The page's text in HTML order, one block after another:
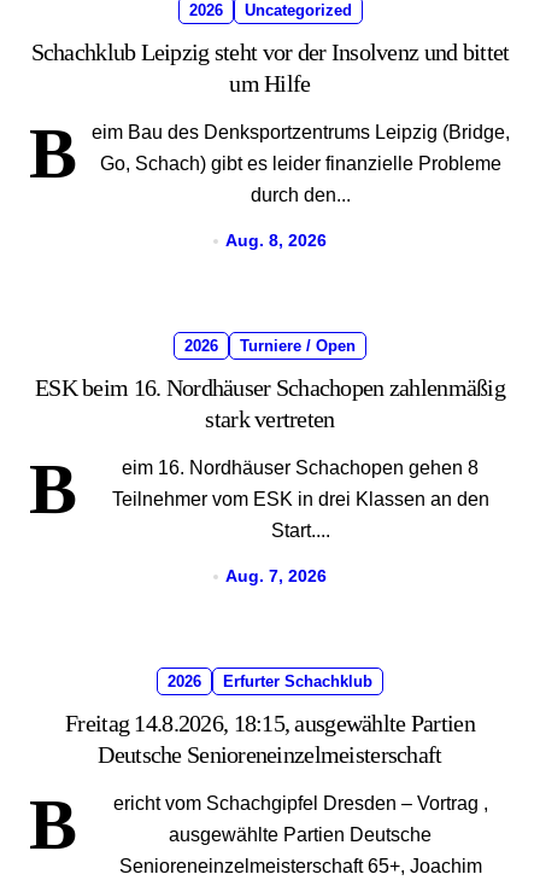
2026 Uncategorized
Schachklub Leipzig steht vor der Insolvenz und bittet
um Hilfe
B
eim Bau des Denksportzentrums Leipzig (Bridge,
Go, Schach) gibt es leider finanzielle Probleme
durch den...
Aug. 8, 2026
2026 Turniere / Open
ESK beim 16. Nordhäuser Schachopen zahlenmäßig
stark vertreten
B
eim 16. Nordhäuser Schachopen gehen 8
Teilnehmer vom ESK in drei Klassen an den
Start....
Aug. 7, 2026
2026 Erfurter Schachklub
Freitag 14.8.2026, 18:15, ausgewählte Partien
Deutsche Senioreneinzelmeisterschaft
B
ericht vom Schachgipfel Dresden – Vortrag ,
ausgewählte Partien Deutsche
Senioreneinzelmeisterschaft 65+, Joachim